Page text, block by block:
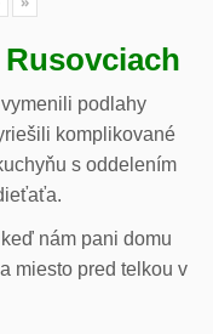
podlahy
komplikované
s oddelením
nám pani domu
miesto pred telkou v